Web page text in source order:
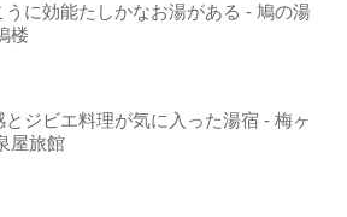
うに効能たしかなお湯がある - 鳩の湯
楼
とジビエ料理が気に入った湯宿 - 梅ヶ
屋旅館